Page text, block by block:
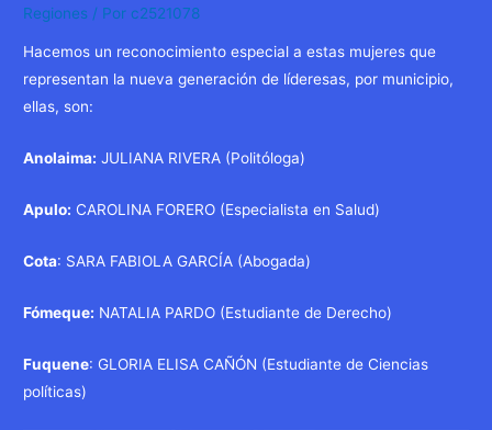
Regiones / Por c2521078
Hacemos un reconocimiento especial a estas mujeres que
representan la nueva generación de líderesas, por municipio,
ellas, son:
Anolaima: JULIANA RIVERA (Politóloga)
Apulo: CAROLINA FORERO (Especialista en Salud)
Cota: SARA FABIOLA GARCÍA (Abogada)
Fómeque: NATALIA PARDO (Estudiante de Derecho)
Fuquene: GLORIA ELISA CAÑÓN (Estudiante de Ciencias
políticas)